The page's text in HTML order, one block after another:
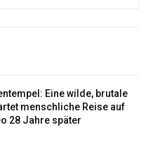
Eine wilde, brutale
menschliche Reise auf
28 Jahre später